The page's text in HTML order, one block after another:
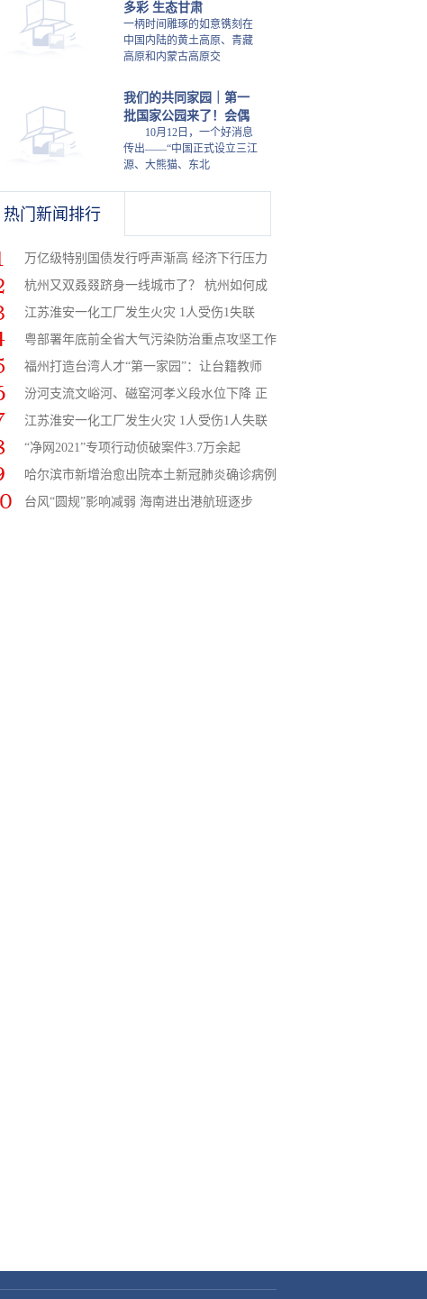
多彩 生态甘肃
一柄时间雕琢的如意镌刻在
中国内陆的黄土高原、青藏
高原和内蒙古高原交
我们的共同家园｜第一
批国家公园来了！会偶
10月12日，一个好消息
传出——“中国正式设立三江
源、大熊猫、东北
热门新闻排行
万亿级特别国债发行呼声渐高 经济下行压力
杭州又双叒叕跻身一线城市了？ 杭州如何成
江苏淮安一化工厂发生火灾 1人受伤1失联
粤部署年底前全省大气污染防治重点攻坚工作
福州打造台湾人才“第一家园”：让台籍教师
汾河支流文峪河、磁窑河孝义段水位下降 正
江苏淮安一化工厂发生火灾 1人受伤1人失联
“净网2021”专项行动侦破案件3.7万余起
哈尔滨市新增治愈出院本土新冠肺炎确诊病例
台风“圆规”影响减弱 海南进出港航班逐步